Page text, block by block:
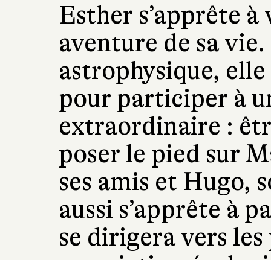
Esther s’apprête
aventure de sa
astrophysique,
pour participer à
extraordinaire :
poser le pied sur
ses amis et Hugo,
aussi s’apprête à
se dirigera vers les